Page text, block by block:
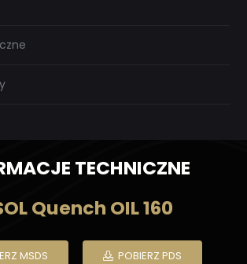
TECHNICZNE
Quench OIL 160
MSDS POBIERZ PDS